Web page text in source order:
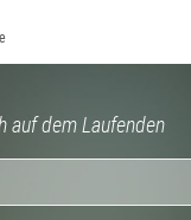
auf dem Laufenden